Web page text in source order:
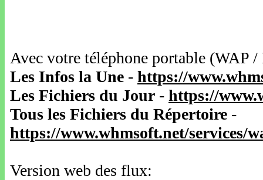
Avec votre téléphone portable
Les Infos la Une - https://
Les Fichiers du Jour - https://
Tous les Fichiers du Répertoire -
https://www.whmsoft.net/services/
Version web des flux: